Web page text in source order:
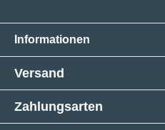
Informationen
Versand
Zahlungsarten